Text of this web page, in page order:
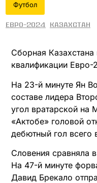
Футбол
Евро-2024 Казахстан
Сборная
квалификации Евро-
На 23-й минуте Ян
составе лидера
угол вратарской на
«Актобе» головой
дебютный гол всего
Словения сравняла
На 47-й минуте
Давид Брекало